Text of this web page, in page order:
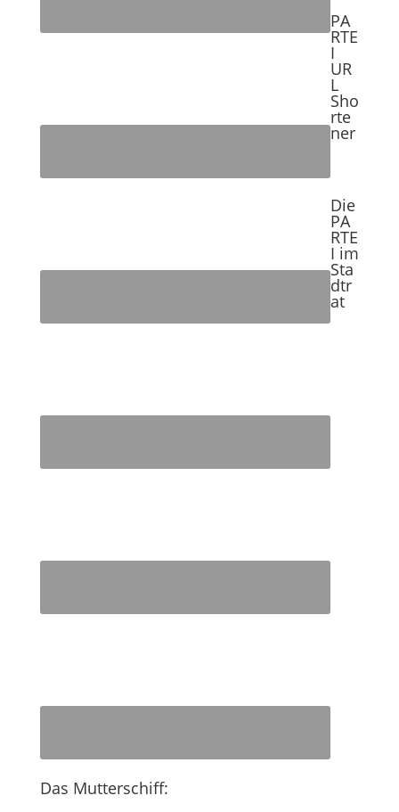
PA
RTE
I
UR
L
Sho
rte
ner
Die
PA
RTE
I im
Sta
dtr
at
Das Mutterschiff: